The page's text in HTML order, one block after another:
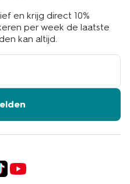
en krijg direct 10%
per week de laatste
kan altijd.